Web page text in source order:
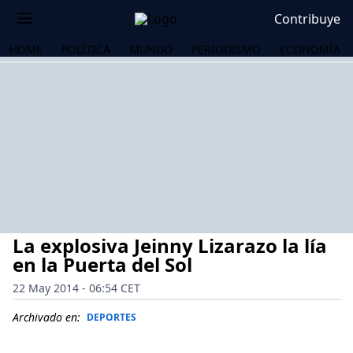
Contribuye
HOME POLÍTICA MUNDO PERIODISMO ECONOMÍA
La explosiva Jeinny Lizarazo la lía
en la Puerta del Sol
22 May 2014 - 06:54 CET
Archivado en: DEPORTES